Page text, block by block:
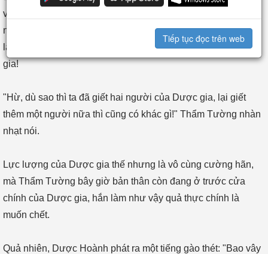
vỡ nát, chia năm xẻ bảy, máu tươi nổ tung tóe, cảnh tượng
này làm cho tất cả mọi người phải ngây dại, Thẩm Tường
làm như vậy đơn giản chính là tuyên bố khai chiến với Dược
gia!
"Hừ, dù sao thì ta đã giết hai người của Dược gia, lại giết
thêm một người nữa thì cũng có khác gì!" Thẩm Tường nhàn
nhạt nói.
Lực lượng của Dược gia thế nhưng là vô cùng cường hãn,
mà Thẩm Tường bây giờ bản thân còn đang ở trước cửa
chính của Dược gia, hắn làm như vậy quả thực chính là
muốn chết.
Quả nhiên, Dược Hoành phát ra một tiếng gào thét: "Bao vây
Tiếp tục đọc trên web